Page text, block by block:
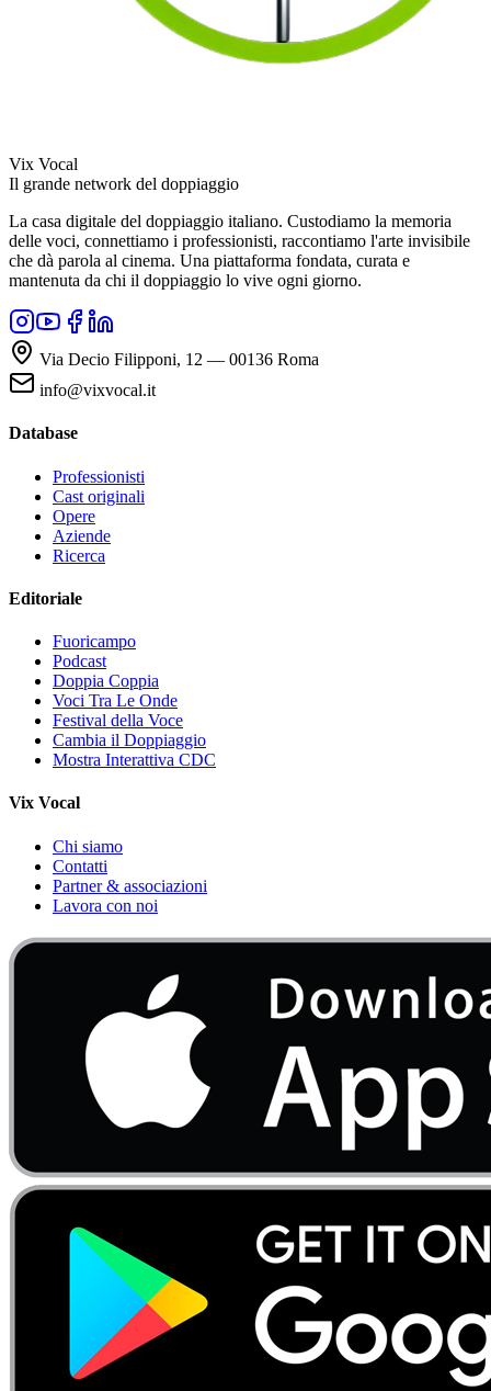
Vix Vocal
Il grande network del doppiaggio
La casa digitale del doppiaggio italiano. Custodiamo la memoria
delle voci, connettiamo i professionisti, raccontiamo l'arte invisibile
che dà parola al cinema. Una piattaforma fondata, curata e
mantenuta da chi il doppiaggio lo vive ogni giorno.
Via Decio Filipponi, 12 — 00136 Roma
info@vixvocal.it
Database
Professionisti
Cast originali
Opere
Aziende
Ricerca
Editoriale
Fuoricampo
Podcast
Doppia Coppia
Voci Tra Le Onde
Festival della Voce
Cambia il Doppiaggio
Mostra Interattiva CDC
Vix Vocal
Chi siamo
Contatti
Partner & associazioni
Lavora con noi